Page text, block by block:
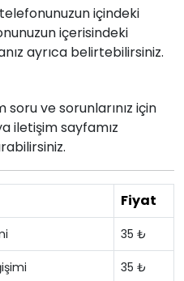
içindeki
içerisindeki
ayrıca belirtebilirsiniz.
ve sorunlarınız için
iletişim sayfamız
Fiyat
35 ₺
35 ₺